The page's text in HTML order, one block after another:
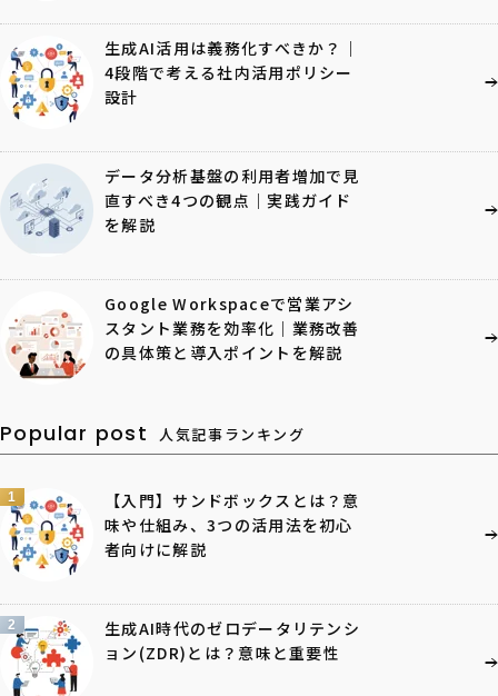
生成AI活用は義務化すべきか？｜
4段階で考える社内活用ポリシー
設計
データ分析基盤の利用者増加で見
直すべき4つの観点｜実践ガイド
を解説
Google Workspaceで営業アシ
スタント業務を効率化｜業務改善
の具体策と導入ポイントを解説
Popular post 人気記事ランキング
1
【入門】サンドボックスとは？意
味や仕組み、3つの活用法を初心
者向けに解説
2
生成AI時代のゼロデータリテンシ
ョン(ZDR)とは？意味と重要性